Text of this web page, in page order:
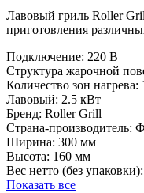
Лавовый гриль Roller
приготовления
Подключение: 220 В
Структура жарочной
Количество зон нагрева:
Лавовый: 2.5 кВт
Бренд: Roller Grill
Страна-производитель:
Ширина: 300 мм
Высота: 160 мм
Вес нетто (без упаковки):
Показать все